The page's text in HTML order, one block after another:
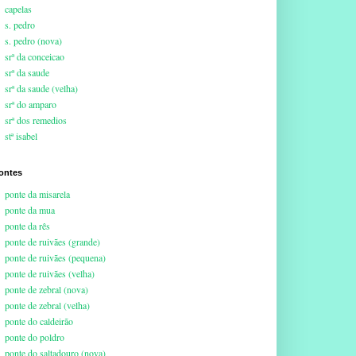
capelas
s. pedro
s. pedro (nova)
srª da conceicao
srª da saude
srª da saude (velha)
srª do amparo
srª dos remedios
stª isabel
ponte da misarela
ponte da mua
ponte da rês
ponte de ruivães (grande)
ponte de ruivães (pequena)
ponte de ruivães (velha)
ponte de zebral (nova)
ponte de zebral (velha)
ponte do caldeirão
ponte do poldro
ponte do saltadouro (nova)